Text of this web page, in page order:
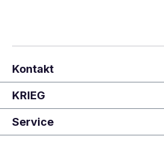
Kontakt
KRIEG
Service